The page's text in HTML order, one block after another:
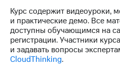
Порядок
выкупа
акций
Дивиденды
Рынок
облигаций
Курс содержит видеоуроки,
и практические демо. Все
доступны обучающимся на
регистрации. Участники
и задавать вопросы
CloudThinking.